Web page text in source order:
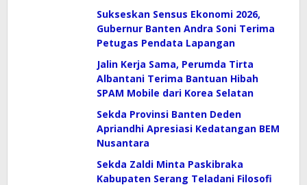
Sukseskan Sensus Ekonomi 2026,
Gubernur Banten Andra Soni Terima
Petugas Pendata Lapangan
Jalin Kerja Sama, Perumda Tirta
Albantani Terima Bantuan Hibah
SPAM Mobile dari Korea Selatan
Sekda Provinsi Banten Deden
Apriandhi Apresiasi Kedatangan BEM
Nusantara
Sekda Zaldi Minta Paskibraka
Kabupaten Serang Teladani Filosofi